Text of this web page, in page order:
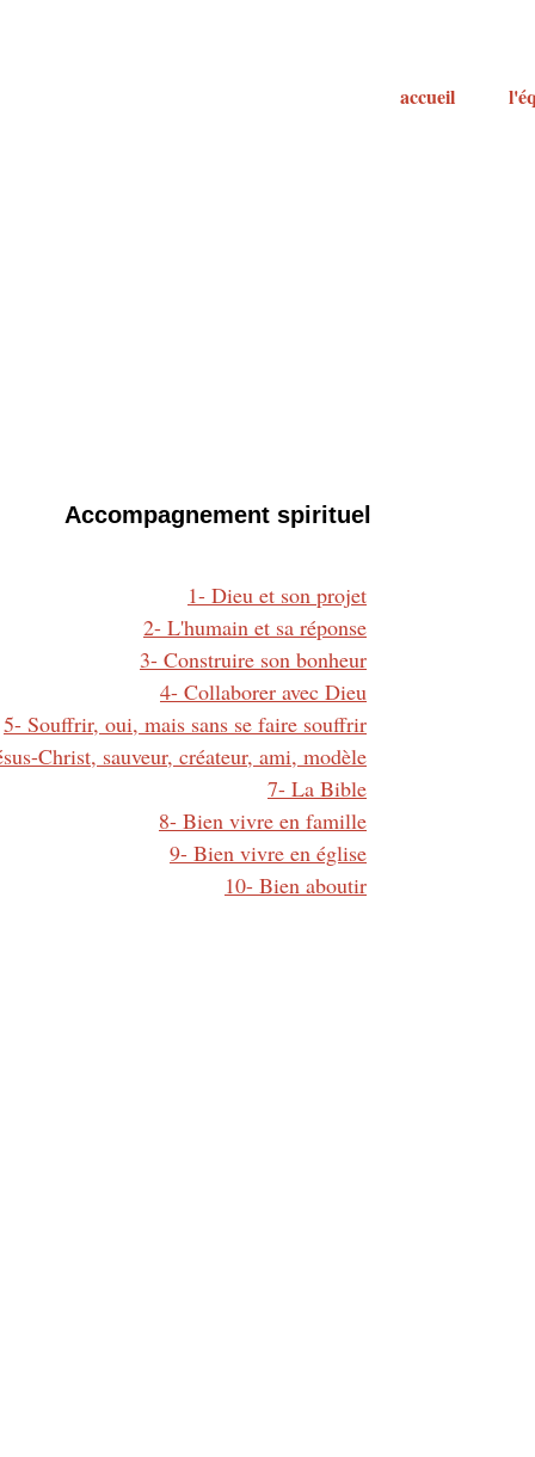
accueil
Accompagnement spirituel
1- Dieu et son projet
2- L'humain et sa réponse
3- Construire son bonheur
4- Collaborer avec Dieu
5- Souffrir, oui, mais sans se faire souffrir
Christ, sauveur, créateur, ami, modèle
7- La Bible
8- Bien vivre en famille
9- Bien vivre en église
10- Bien aboutir